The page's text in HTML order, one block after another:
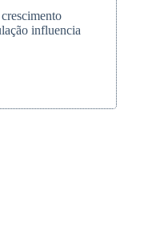
influencia